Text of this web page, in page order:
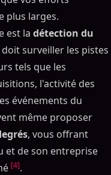
plus larges.
est la détection du
surveiller les pistes
tels que les
l'activité des
événements du
même proposer
, vous offrant
et de son entreprise
[4].